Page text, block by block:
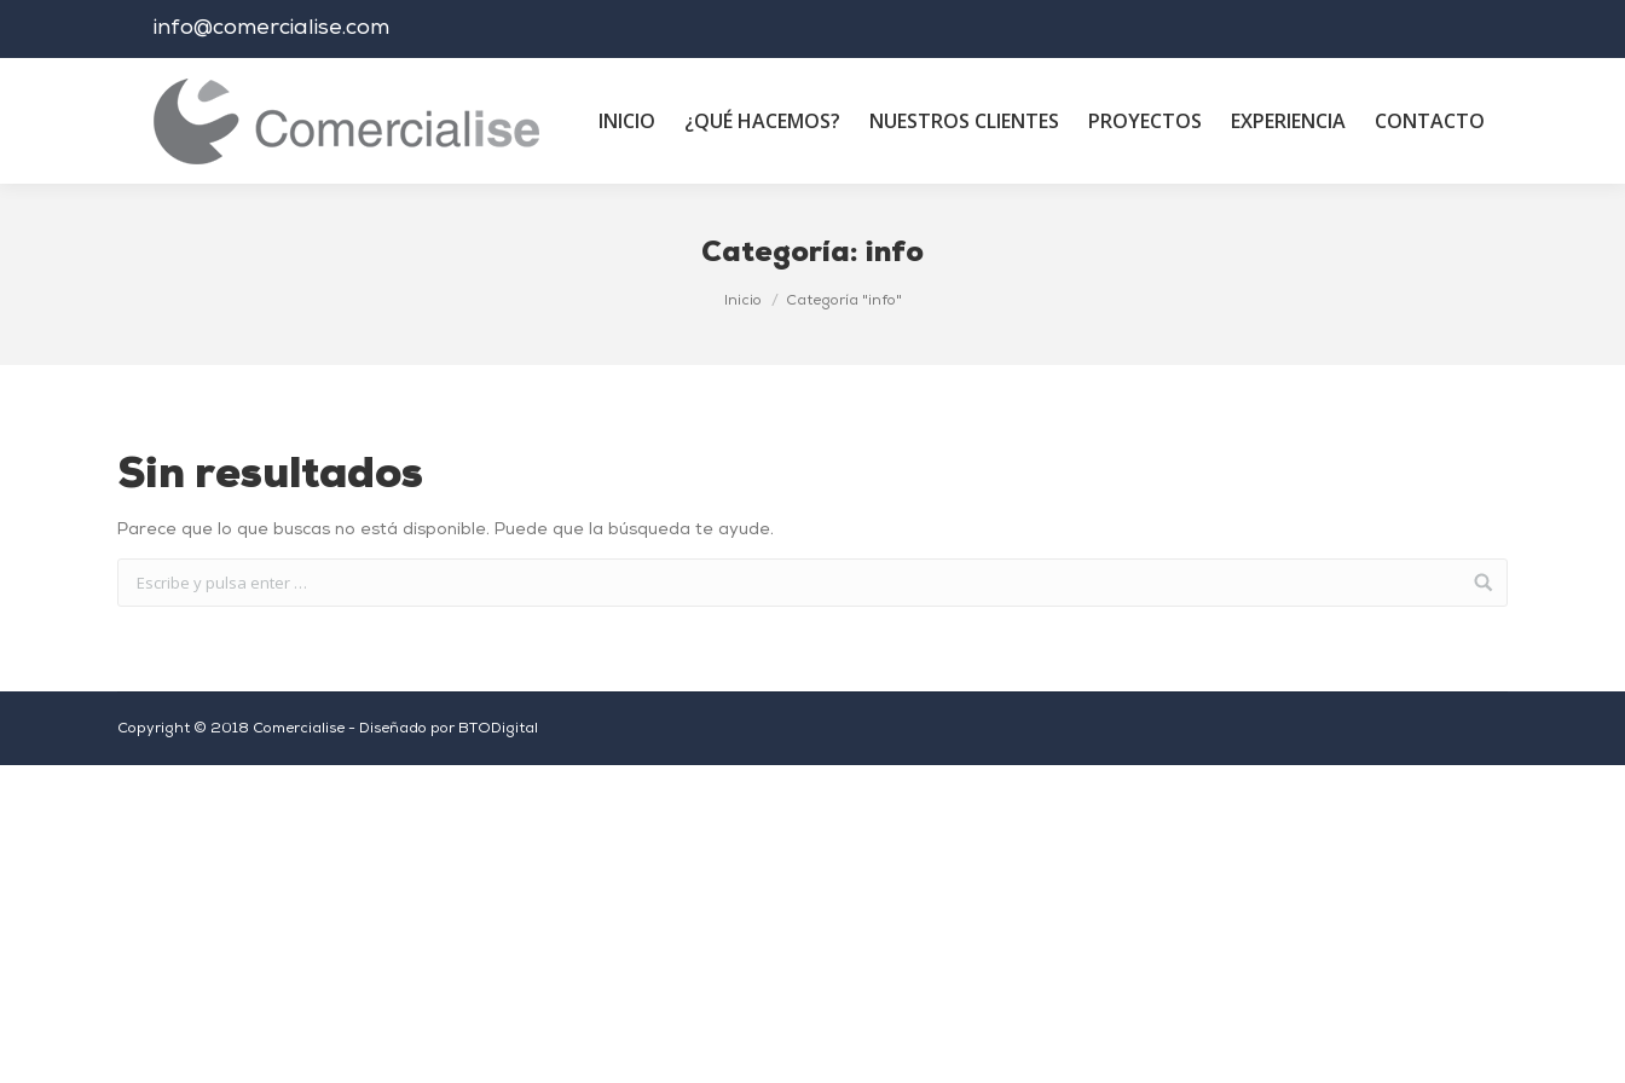
info@comercialise.com
INICIO ¿QUÉ HACEMOS? NUESTROS CLIENTES PROYECTOS EXPERIENCIA CONTACTO
Categoría: info
Inicio Categoría "info"
Sin resultados
Parece que lo que buscas no está disponible. Puede que la búsqueda te ayude.
Copyright © 2018 Comercialise - Diseñado por BTODigital